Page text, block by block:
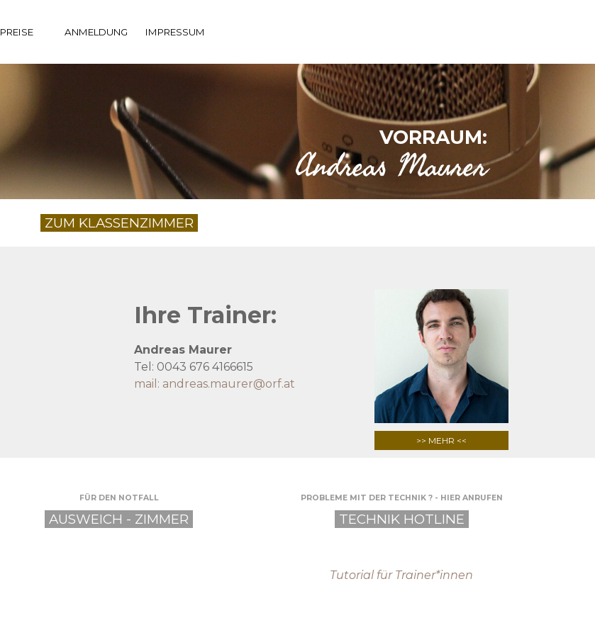
Menü überspringen
▼
PREISE ANMELDUNG IMPRESSUM
VORRAUM:
Andreas Maurer
ZUM KLASSENZIMMER
Ihre Trainer:
Andreas Maurer
Tel: 0043 676 4166615
mail: andreas.maurer@orf.at
>> MEHR <<
FÜR DEN NOTFALL
AUSWEICH - ZIMMER
PROBLEME MIT DER TECHNIK ? - HIER ANRUFEN
TECHNIK HOTLINE
Tutorial für Trainer*innen